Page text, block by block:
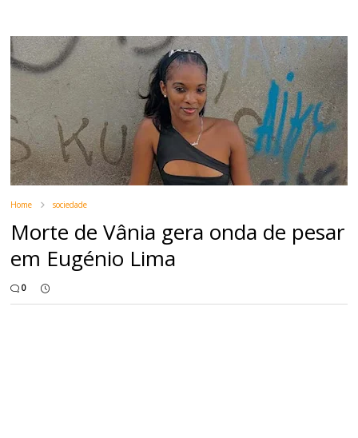
Home sociedade
Morte de Vânia gera onda de pesar
em Eugénio Lima
0